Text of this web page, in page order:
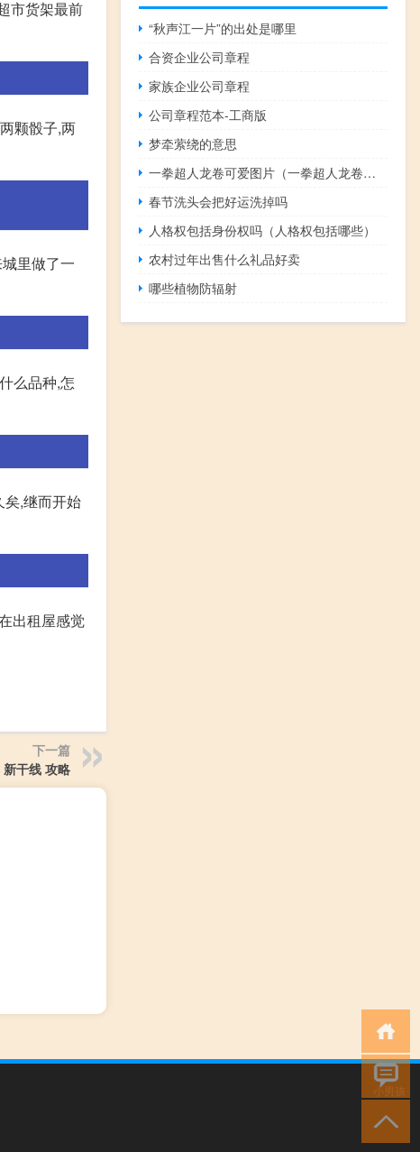
市货架最前
颗骰子,两
里做了一
么品种,怎
矣,继而开始
出租屋感觉
下一篇
新干线 攻略
“秋声江一片”的出处是哪里
合资企业公司章程
家族企业公司章程
公司章程范本-工商版
梦牵萦绕的意思
一拳超人龙卷可爱图片（一拳超人龙卷福利图）
春节洗头会把好运洗掉吗
人格权包括身份权吗（人格权包括哪些）
农村过年出售什么礼品好卖
哪些植物防辐射
小男孩